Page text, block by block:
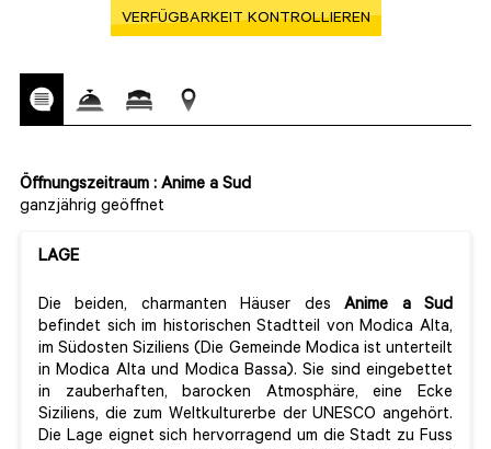
VERFÜGBARKEIT KONTROLLIEREN
Öffnungszeitraum : Anime a Sud
ganzjährig geöffnet
LAGE
Die beiden, charmanten Häuser desAnime a Sud
befindet sich im historischen Stadtteil von Modica Alta,
im Südosten Siziliens (Die Gemeinde Modica ist unterteilt
in Modica Alta und Modica Bassa). Sie sind eingebettet
in zauberhaften, barocken Atmosphäre, eine Ecke
Siziliens, die zum Weltkulturerbe der UNESCO angehört.
Die Lage eignet sich hervorragend um die Stadt zu Fuss